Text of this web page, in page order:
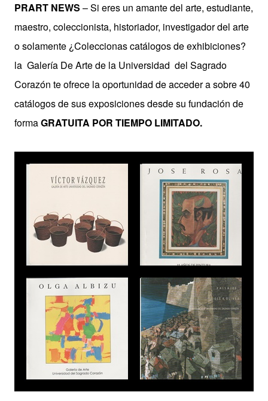
PRART NEWS – Si eres un amante del arte, estudiante,
maestro, coleccionista, historiador, investigador del arte
o solamente ¿Coleccionas catálogos de exhibiciones?
la Galería De Arte de la Universidad del Sagrado
Corazón te ofrece la oportunidad de acceder a sobre 40
catálogos de sus exposiciones desde su fundación de
formaGRATUITA POR TIEMPO LIMITADO.